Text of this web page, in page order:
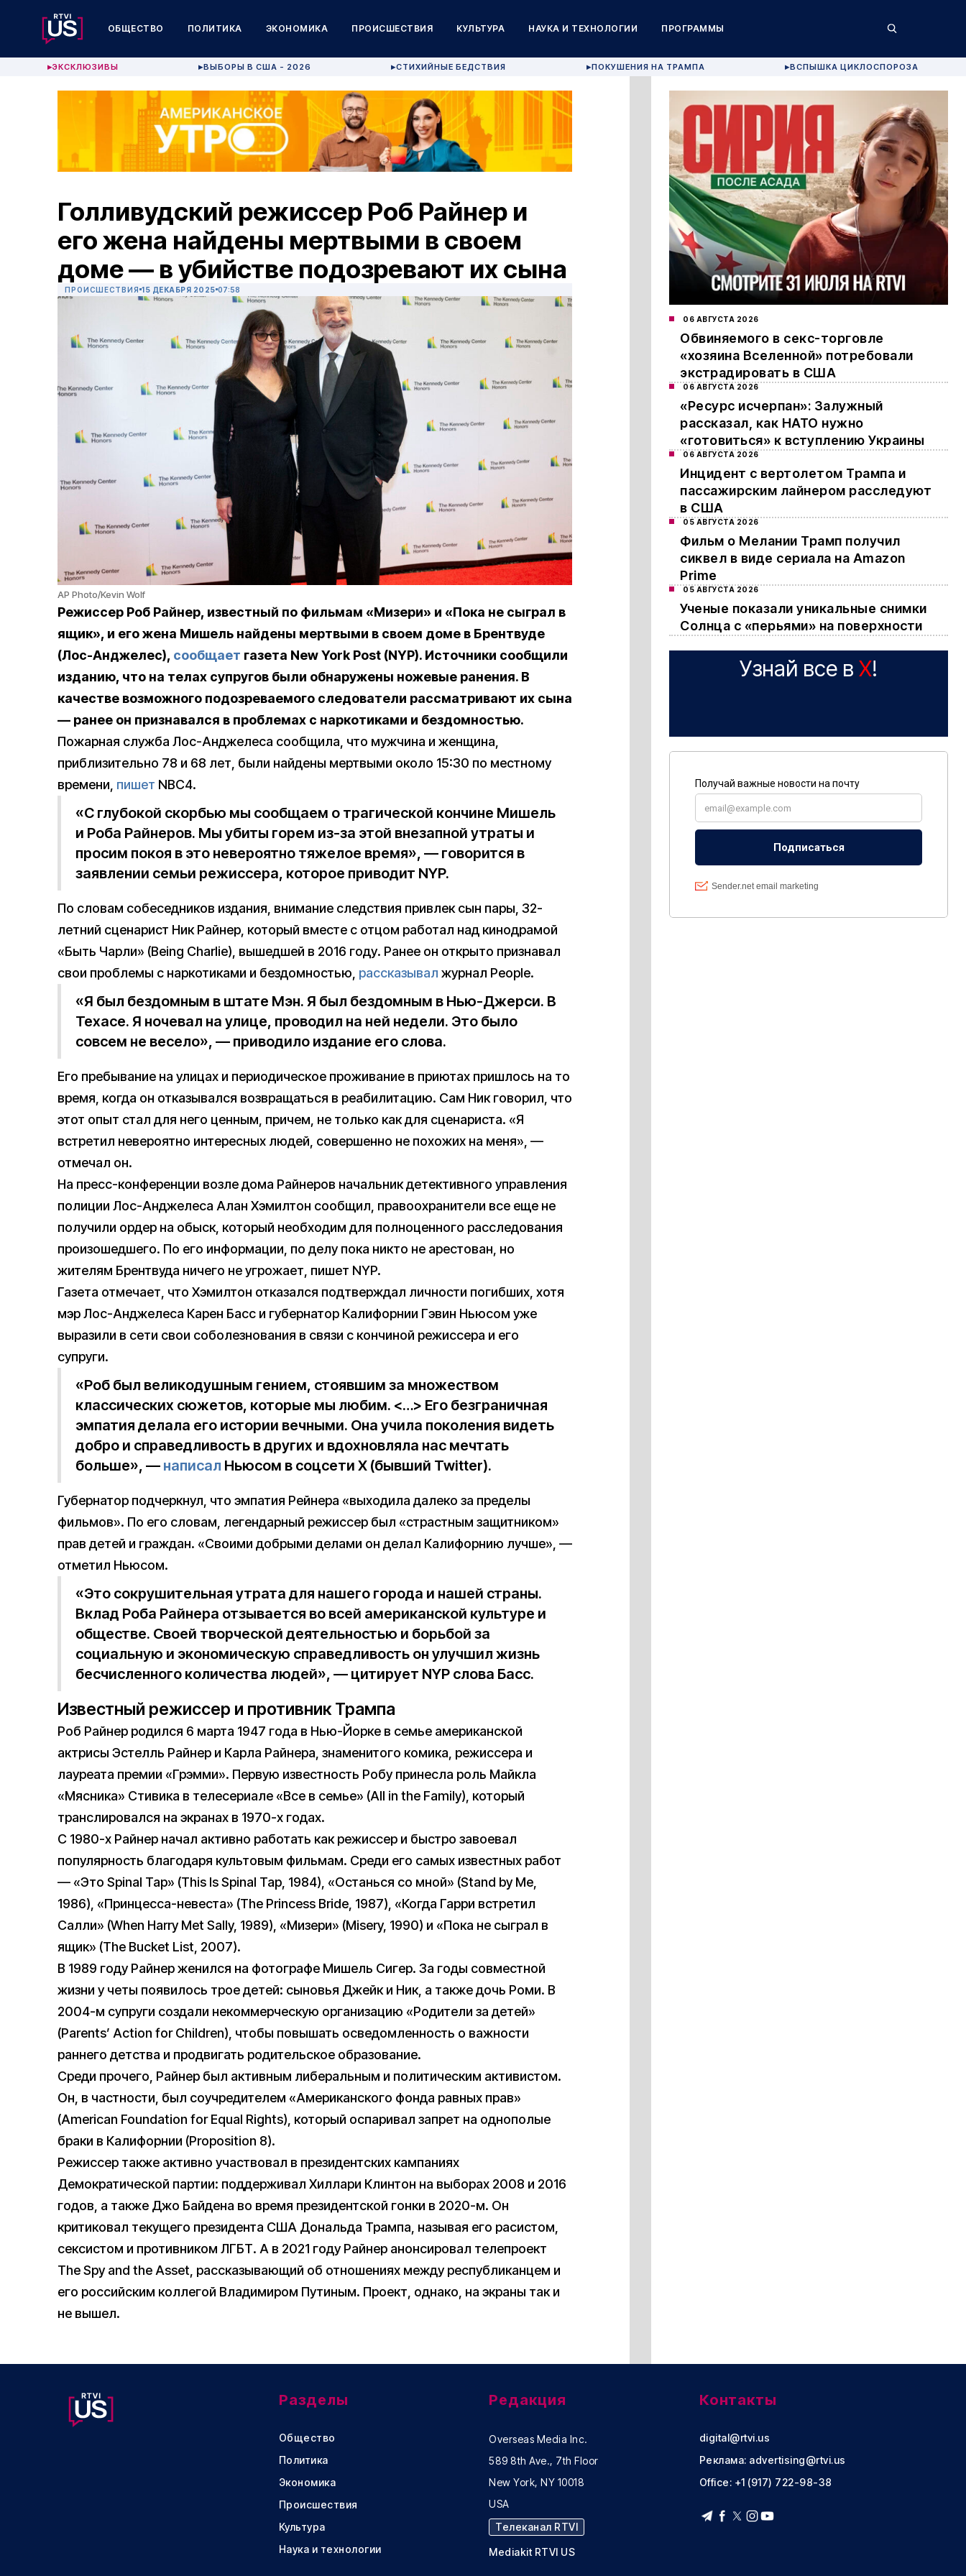
ОБЩЕСТВО ПОЛИТИКА ЭКОНОМИКА ПРОИСШЕСТВИЯ КУЛЬТУРА НАУКА И ТЕХНОЛОГИИ ПРОГРАММЫ
▶ЭКСКЛЮЗИВЫ ▶ВЫБОРЫ В США - 2026 ▶СТИХИЙНЫЕ БЕДСТВИЯ ▶ПОКУШЕНИЯ НА ТРАМПА ▶ВСПЫШКА ЦИКЛОСПОРОЗА
Голливудский режиссер Роб Райнер и
его жена найдены мертвыми в своем
доме — в убийстве подозревают их сына
ПРОИСШЕСТВИЯ 15 ДЕКАБРЯ 2025 07:58
AP Photo/Kevin Wolf
Режиссер Роб Райнер, известный по фильмам «Мизери» и «Пока не сыграл в
ящик», и его жена Мишель найдены мертвыми в своем доме в Брентвуде
(Лос-Анджелес), сообщает газета New York Post (NYP). Источники сообщили
изданию, что на телах супругов были обнаружены ножевые ранения. В
качестве возможного подозреваемого следователи рассматривают их сына
— ранее он признавался в проблемах с наркотиками и бездомностью.
Пожарная служба Лос-Анджелеса сообщила, что мужчина и женщина,
приблизительно 78 и 68 лет, были найдены мертвыми около 15:30 по местному
времени, пишет NBC4.
«С глубокой скорбью мы сообщаем о трагической кончине Мишель
и Роба Райнеров. Мы убиты горем из-за этой внезапной утраты и
просим покоя в это невероятно тяжелое время», — говорится в
заявлении семьи режиссера, которое приводит NYP.
По словам собеседников издания, внимание следствия привлек сын пары, 32-
летний сценарист Ник Райнер, который вместе с отцом работал над кинодрамой
«Быть Чарли» (Being Charlie), вышедшей в 2016 году. Ранее он открыто признавал
свои проблемы с наркотиками и бездомностью, рассказывал журнал People.
«Я был бездомным в штате Мэн. Я был бездомным в Нью-Джерси. В
Техасе. Я ночевал на улице, проводил на ней недели. Это было
совсем не весело», — приводило издание его слова.
Его пребывание на улицах и периодическое проживание в приютах пришлось на то
время, когда он отказывался возвращаться в реабилитацию. Сам Ник говорил, что
этот опыт стал для него ценным, причем, не только как для сценариста. «Я
встретил невероятно интересных людей, совершенно не похожих на меня», —
отмечал он.
На пресс-конференции возле дома Райнеров начальник детективного управления
полиции Лос-Анджелеса Алан Хэмилтон сообщил, правоохранители все еще не
получили ордер на обыск, который необходим для полноценного расследования
произошедшего. По его информации, по делу пока никто не арестован, но
жителям Брентвуда ничего не угрожает, пишет NYP.
Газета отмечает, что Хэмилтон отказался подтверждал личности погибших, хотя
мэр Лос-Анджелеса Карен Басс и губернатор Калифорнии Гэвин Ньюсом уже
выразили в сети свои соболезнования в связи с кончиной режиссера и его
супруги.
«Роб был великодушным гением, стоявшим за множеством
классических сюжетов, которые мы любим. <…> Его безграничная
эмпатия делала его истории вечными. Она учила поколения видеть
добро и справедливость в других и вдохновляла нас мечтать
больше», — написал Ньюсом в соцсети Х (бывший Twitter).
Губернатор подчеркнул, что эмпатия Рейнера «выходила далеко за пределы
фильмов». По его словам, легендарный режиссер был «страстным защитником»
прав детей и граждан. «Своими добрыми делами он делал Калифорнию лучше», —
отметил Ньюсом.
«Это сокрушительная утрата для нашего города и нашей страны.
Вклад Роба Райнера отзывается во всей американской культуре и
обществе. Своей творческой деятельностью и борьбой за
социальную и экономическую справедливость он улучшил жизнь
бесчисленного количества людей», — цитирует NYP слова Басс.
Известный режиссер и противник Трампа
Роб Райнер родился 6 марта 1947 года в Нью-Йорке в семье американской
актрисы Эстелль Райнер и Карла Райнера, знаменитого комика, режиссера и
лауреата премии «Грэмми». Первую известность Робу принесла роль Майкла
«Мясника» Стивика в телесериале «Все в семье» (All in the Family), который
транслировался на экранах в 1970-х годах.
С 1980-х Райнер начал активно работать как режиссер и быстро завоевал
популярность благодаря культовым фильмам. Среди его самых известных работ
— «Это Spinal Tap» (This Is Spinal Tap, 1984), «Останься со мной» (Stand by Me,
1986), «Принцесса-невеста» (The Princess Bride, 1987), «Когда Гарри встретил
Салли» (When Harry Met Sally, 1989), «Мизери» (Misery, 1990) и «Пока не сыграл в
ящик» (The Bucket List, 2007).
В 1989 году Райнер женился на фотографе Мишель Сигер. За годы совместной
жизни у четы появилось трое детей: сыновья Джейк и Ник, а также дочь Роми. В
2004-м супруги создали некоммерческую организацию «Родители за детей»
(Parents’ Action for Children), чтобы повышать осведомленность о важности
раннего детства и продвигать родительское образование.
Среди прочего, Райнер был активным либеральным и политическим активистом.
Он, в частности, был соучредителем «Американского фонда равных прав»
(American Foundation for Equal Rights), который оспаривал запрет на однополые
браки в Калифорнии (Proposition 8).
Режиссер также активно участвовал в президентских кампаниях
Демократической партии: поддерживал Хиллари Клинтон на выборах 2008 и 2016
годов, а также Джо Байдена во время президентской гонки в 2020-м. Он
критиковал текущего президента США Дональда Трампа, называя его расистом,
сексистом и противником ЛГБТ. А в 2021 году Райнер анонсировал телепроект
The Spy and the Asset, рассказывающий об отношениях между республиканцем и
его российским коллегой Владимиром Путиным. Проект, однако, на экраны так и
не вышел.
06 АВГУСТА 2026
Обвиняемого в секс-торговле
«хозяина Вселенной» потребовали
экстрадировать в США
06 АВГУСТА 2026
«Ресурс исчерпан»: Залужный
рассказал, как НАТО нужно
«готовиться» к вступлению Украины
06 АВГУСТА 2026
Инцидент с вертолетом Трампа и
пассажирским лайнером расследуют
в США
05 АВГУСТА 2026
Фильм о Мелании Трамп получил
сиквел в виде сериала на Amazon
Prime
05 АВГУСТА 2026
Ученые показали уникальные снимки
Солнца с «перьями» на поверхности
Узнай все в X!
Разделы
Общество
Политика
Экономика
Происшествия
Культура
Наука и технологии
Редакция
Overseas Media Inc.
589 8th Ave., 7th Floor
New York, NY 10018
USA
Телеканал RTVI
Mediakit RTVI US
Контакты
digital@rtvi.us
Реклама: advertising@rtvi.us
Office: +1 (917) 722-98-38